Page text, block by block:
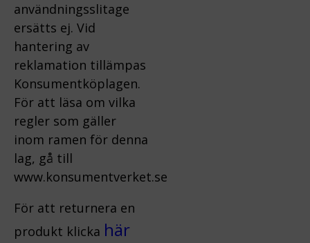
användningsslitage
ersätts ej. Vid
hantering av
reklamation tillämpas
Konsumentköplagen.
För att läsa om vilka
regler som gäller
inom ramen för denna
lag, gå till
www.konsumentverket.se
För att returnera en
produkt klicka här